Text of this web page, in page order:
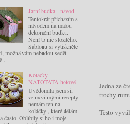
Jedna ze
trochy
Těsto
Jarní budka - návod
Tentokrát přicházím s
návodem na malou
dekorační budku.
Není to nic složitého.
Šablonu si vytiskněte
možná vám nebudou sedět
Koláčky
NATOTATA hotové
Uvědomila jsem si,
že mezi mými recepty
nemám ten na
koláčky , které dělám
často. Oblíbily si ho i moje